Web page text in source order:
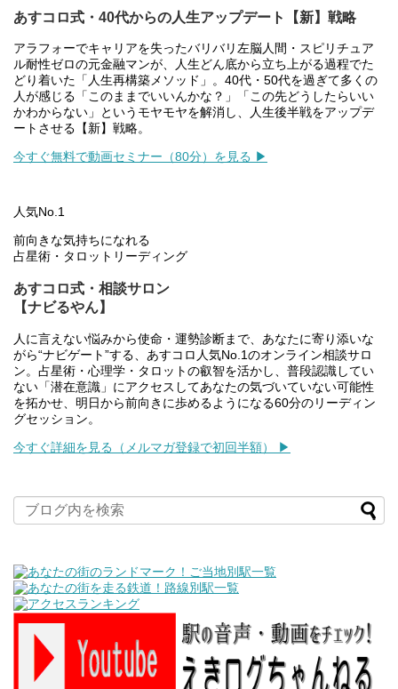
あすコロ式・40代からの人生アップデート【新】戦略
アラフォーでキャリアを失ったバリバリ左脳人間・スピリチュア
ル耐性ゼロの元金融マンが、人生どん底から立ち上がる過程でた
どり着いた「人生再構築メソッド」。40代・50代を過ぎて多くの
人が感じる「このままでいいんかな？」「この先どうしたらいい
かわからない」というモヤモヤを解消し、人生後半戦をアップデ
ートさせる【新】戦略。
今すぐ無料で動画セミナー（80分）を見る ▶
人気No.1
前向きな気持ちになれる
占星術・タロットリーディング
あすコロ式・相談サロン
【ナビるやん】
人に言えない悩みから使命・運勢診断まで、あなたに寄り添いな
がら“ナビゲート”する、あすコロ人気No.1のオンライン相談サロ
ン。占星術・心理学・タロットの叡智を活かし、普段認識してい
ない「潜在意識」にアクセスしてあなたの気づいていない可能性
を拓かせ、明日から前向きに歩めるようになる60分のリーディン
グセッション。
今すぐ詳細を見る（メルマガ登録で初回半額） ▶